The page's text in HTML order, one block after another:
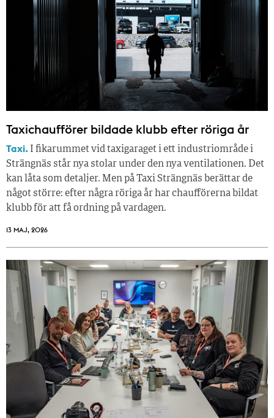
Taxichaufförer bildade klubb efter röriga år
Taxi. I fikarummet vid taxigaraget i ett industriområde i
Strängnäs står nya stolar under den nya ventilationen. Det
kan låta som detaljer. Men på Taxi Strängnäs berättar de
något större: efter några röriga år har chaufförerna bildat
klubb för att få ordning på vardagen.
13 MAJ, 2026